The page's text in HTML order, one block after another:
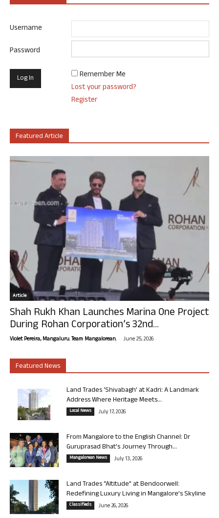
Username
Password
Remember Me
Lost your password?
Register
Featured Article
Article
Shah Rukh Khan Launches Marina One Project
During Rohan Corporation’s 32nd...
Violet Pereira, Mangaluru. Team Mangalorean. - June 25, 2026
Featured News
Land Trades ‘Shivabagh’ at Kadri: A Landmark
Address Where Heritage Meets...
Local News July 17, 2026
From Mangalore to the English Channel: Dr
Guruprasad Bhat’s Journey Through...
Mangalorean News July 13, 2026
Land Trades “Altitude” at Bendoorwell:
Redefining Luxury Living in Mangalore’s Skyline
Classifieds June 26, 2026